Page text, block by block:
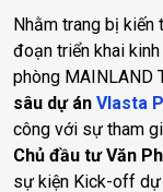
Nhằm trang bị kiến
đoạn triển khai
phòng MAINLAND
sâu dự án Vlasta
công với sự tham
Chủ đầu tư Văn
sự kiện Kick-off dự